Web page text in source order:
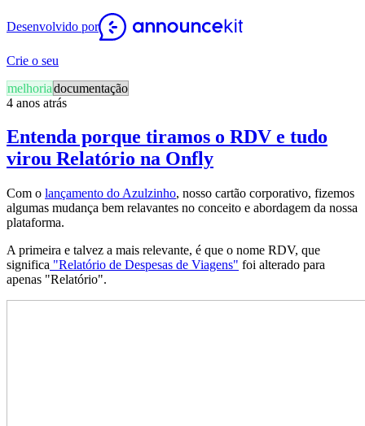
Desenvolvido por
Crie o seu
melhoriadocumentação
4 anos atrás
Entenda porque tiramos o RDV e tudo
virou Relatório na Onfly
Com o lançamento do Azulzinho, nosso cartão corporativo, fizemos
algumas mudança bem relavantes no conceito e abordagem da nossa
plataforma.
A primeira e talvez a mais relevante, é que o nome RDV, que
significa "Relatório de Despesas de Viagens" foi alterado para
apenas "Relatório".